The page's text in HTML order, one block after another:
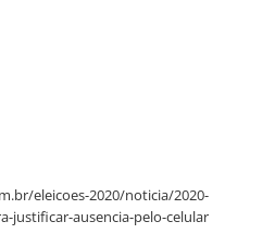
eleicoes-2020/noticia/2020-
justificar-ausencia-pelo-celular